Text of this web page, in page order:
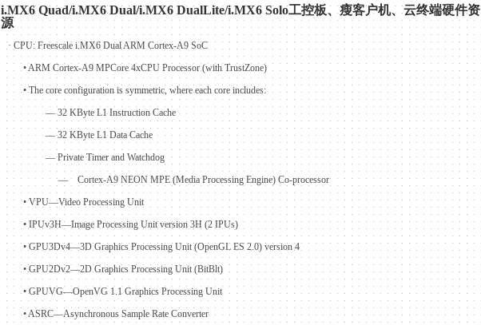
i.MX6 Quad/i.MX6 Dual/i.MX6 DualLite/i.MX6 Solo工控板、瘦客户机、云终端硬件资
源
· CPU: Freescale i.MX6 Dual ARM Cortex-A9 SoC
•ARM Cortex-A9 MPCore 4xCPU Processor (with TrustZone)
•The core configuration is symmetric, where each core includes:
—32 KByte L1 Instruction Cache
—32 KByte L1 Data Cache
—Private Timer and Watchdog
—
Cortex-A9 NEON MPE (Media Processing Engine) Co-processor
•VPU—Video Processing Unit
•IPUv3H—Image Processing Unit version 3H (2 IPUs)
•GPU3Dv4—3D Graphics Processing Unit (OpenGL ES 2.0) version 4
•GPU2Dv2—2D Graphics Processing Unit (BitBlt)
•GPUVG—OpenVG 1.1 Graphics Processing Unit
•ASRC—Asynchronous Sample Rate Converter